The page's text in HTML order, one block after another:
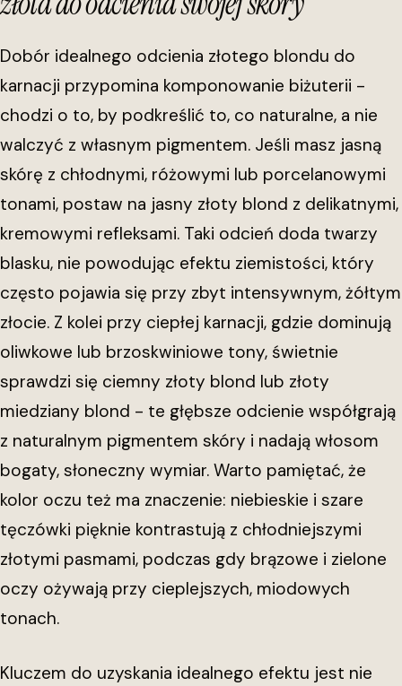
Dobór idealnego odcienia złotego blondu do
karnacji przypomina komponowanie biżuterii -
chodzi o to, by podkreślić to, co naturalne, a nie
walczyć z własnym pigmentem. Jeśli masz jasną
skórę z chłodnymi, różowymi lub porcelanowymi
tonami, postaw na jasny złoty blond z delikatnymi,
kremowymi refleksami. Taki odcień doda twarzy
blasku, nie powodując efektu ziemistości, który
często pojawia się przy zbyt intensywnym, żółtym
złocie. Z kolei przy ciepłej karnacji, gdzie dominują
oliwkowe lub brzoskwiniowe tony, świetnie
sprawdzi się ciemny złoty blond lub złoty
miedziany blond - te głębsze odcienie współgrają
z naturalnym pigmentem skóry i nadają włosom
bogaty, słoneczny wymiar. Warto pamiętać, że
kolor oczu też ma znaczenie: niebieskie i szare
tęczówki pięknie kontrastują z chłodniejszymi
złotymi pasmami, podczas gdy brązowe i zielone
oczy ożywają przy cieplejszych, miodowych
tonach.
Kluczem do uzyskania idealnego efektu jest nie